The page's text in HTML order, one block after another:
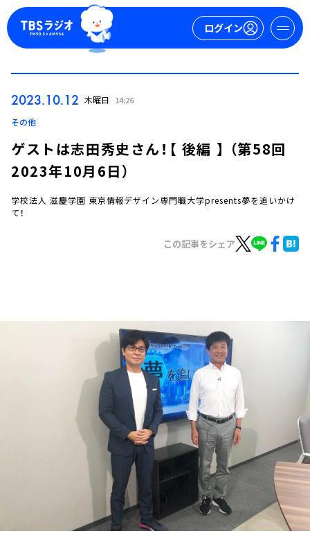
ログイン
お知らせ
イベント・グッズ
2023.10.12 木曜日 14:26
その他
ゲストは志田秀史さん！【 後編 】 （第58回
2023年10月6日）
学校法人 滋慶学園 東京情報デザイン専門職大学presents夢を追いかけ
て！
この記事をシェア